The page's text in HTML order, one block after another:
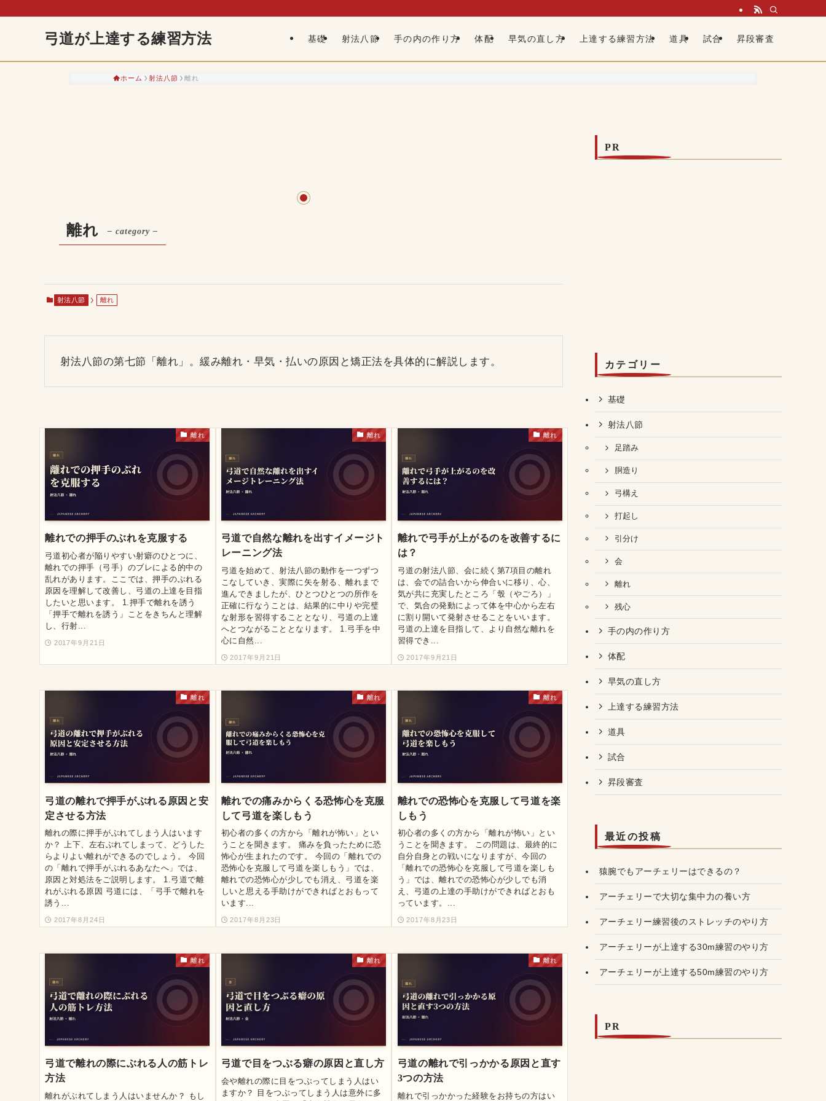
弓道が上達する練習方法 基礎 射法八節 手の内の作り方 体配 早気の直し方 上達する練習方法 道具 試合 昇段審査
ホーム 射法八節 離れ
離れ – category –
射法八節 離れ
射法八節の第七節「離れ」。緩み離れ・早気・払いの原因と矯正法を具体的に解説します。
離れ
離れでの押手のぶれを克服する
弓道初心者が陥りやすい射癖のひとつに、
離れでの押手（弓手）のブレによる的中の
乱れがあります。ここでは、押手のぶれる
原因を理解して改善し、弓道の上達を目指
したいと思います。 1.押手で離れを誘う
「押手で離れを誘う」ことをきちんと理解
し、行射...
2017年9月21日
離れ
弓道で自然な離れを出すイメージト
レーニング法
弓道を始めて、射法八節の動作を一つずつ
こなしていき、実際に矢を射る、離れまで
進んできましたが、ひとつひとつの所作を
正確に行なうことは、結果的に中りや完璧
な射形を習得することとなり、弓道の上達
へとつながることとなります。 1.弓手を中
心に自然...
2017年9月21日
離れ
離れで弓手が上がるのを改善するに
は？
弓道の射法八節、会に続く第7項目の離れ
は、会での詰合いから伸合いに移り、心、
気が共に充実したところ「彀（やごろ）」
で、気合の発動によって体を中心から左右
に割り開いて発射させることをいいます。
弓道の上達を目指して、より自然な離れを
習得でき...
2017年9月21日
離れ
弓道の離れで押手がぶれる原因と安
定させる方法
離れの際に押手がぶれてしまう人はいます
か？ 上下、左右ぶれてしまって、どうした
らよりよい離れができるのでしょう。 今回
の「離れで押手がぶれるあなたへ」では、
原因と対処法をご説明します。 1.弓道で離
れがぶれる原因 弓道には、「弓手で離れを
誘う...
2017年8月24日
離れ
離れでの痛みからくる恐怖心を克服
して弓道を楽しもう
初心者の多くの方から「離れが怖い」とい
うことを聞きます。 痛みを負ったために恐
怖心が生まれたのです。 今回の「離れでの
恐怖心を克服して弓道を楽しもう」では、
離れでの恐怖心が少しでも消え、弓道を楽
しいと思える手助けができればとおもって
います...
2017年8月23日
離れ
離れでの恐怖心を克服して弓道を楽
しもう
初心者の多くの方から「離れが怖い」とい
うことを聞きます。 この問題は、最終的に
自分自身との戦いになりますが、今回の
「離れでの恐怖心を克服して弓道を楽しも
う」では、離れでの恐怖心が少しでも消
え、弓道の上達の手助けができればとおも
っています。...
2017年8月23日
離れ
弓道で離れの際にぶれる人の筋トレ
方法
離れがぶれてしまう人はいませんか？ もし
離れ
弓道で目をつぶる癖の原因と直し方
会や離れの際に目をつぶってしまう人はい
ますか？ 目をつぶってしまう人は意外に多
離れ
弓道の離れで引っかかる原因と直す
3つの方法
離れで引っかかった経験をお持ちの方はい
PR
カテゴリー
基礎
射法八節
足踏み
胴造り
弓構え
打起し
引分け
会
離れ
残心
手の内の作り方
体配
早気の直し方
上達する練習方法
道具
試合
昇段審査
最近の投稿
猿腕でもアーチェリーはできるの？
アーチェリーで大切な集中力の養い方
アーチェリー練習後のストレッチのやり方
アーチェリーが上達する30m練習のやり方
アーチェリーが上達する50m練習のやり方
PR